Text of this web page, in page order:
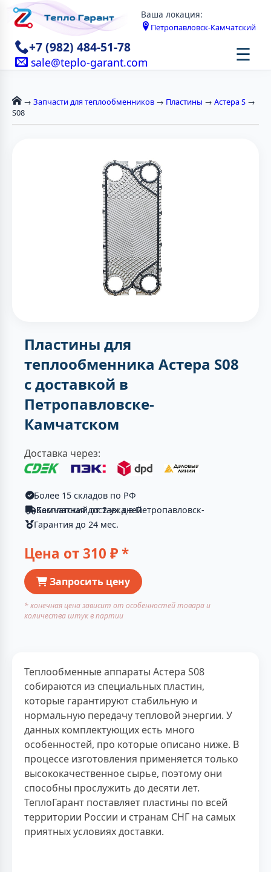
Ваша локация:
Петропавловск-Камчатский
+7 (982) 484-51-78
sale@teplo-garant.com ☰
→ Запчасти для теплообменников → Пластины → Астера S →
S08
Пластины для
теплообменника Астера S08
с доставкой в
Петропавловске-
Камчатском
Доставка через:
Более 15 складов по РФ
Бесплатная доставка в Петропавловск-Камчатский от 2-ух дней
Гарантия до 24 мес.
Цена от310 ₽ *
Запросить цену
* конечная цена зависит от особенностей товара и
количества штук в партии
Теплообменные аппараты Астера S08
собираются из специальных пластин,
которые гарантируют стабильную и
нормальную передачу тепловой энергии. У
данных комплектующих есть много
особенностей, про которые описано ниже. В
процессе изготовления применяется только
высококачественное сырье, поэтому они
способны прослужить до десяти лет.
ТеплоГарант поставляет пластины по всей
территории России и странам СНГ на самых
приятных условиях доставки.